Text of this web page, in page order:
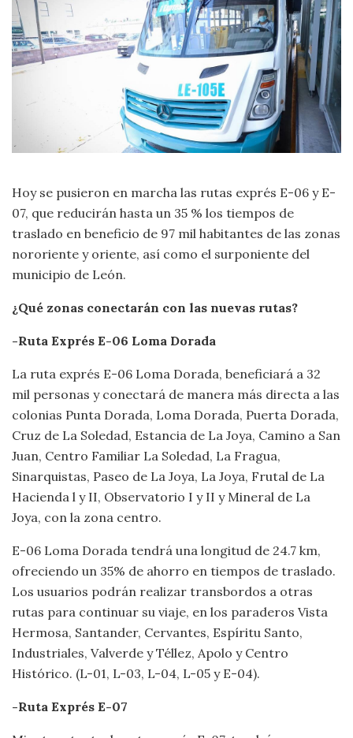
Hoy se pusieron en marcha las rutas exprés E-06 y E-
07, que reducirán hasta un 35 % los tiempos de
traslado en beneficio de 97 mil habitantes de las zonas
nororiente y oriente, así como el surponiente del
municipio de León.
¿Qué zonas conectarán con las nuevas rutas?
-Ruta Exprés E-06 Loma Dorada
La ruta exprés E-06 Loma Dorada, beneficiará a 32
mil personas y conectará de manera más directa a las
colonias Punta Dorada, Loma Dorada, Puerta Dorada,
Cruz de La Soledad, Estancia de La Joya, Camino a San
Juan, Centro Familiar La Soledad, La Fragua,
Sinarquistas, Paseo de La Joya, La Joya, Frutal de La
Hacienda l y II, Observatorio I y II y Mineral de La
Joya, con la zona centro.
E-06 Loma Dorada tendrá una longitud de 24.7 km,
ofreciendo un 35% de ahorro en tiempos de traslado.
Los usuarios podrán realizar transbordos a otras
rutas para continuar su viaje, en los paraderos Vista
Hermosa, Santander, Cervantes, Espíritu Santo,
Industriales, Valverde y Téllez, Apolo y Centro
Histórico. (L-01, L-03, L-04, L-05 y E-04).
-Ruta Exprés E-07